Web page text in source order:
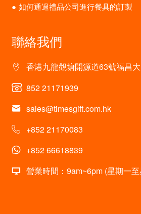
如何通過禮品公司進行餐具的訂製
聯絡我們
香港九龍觀塘開源道63號福昌
852 21171939
sales@timesgift.com.hk
+852 21170083
+852 66618839
營業時間：9am~6pm (星期一